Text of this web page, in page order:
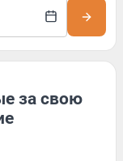
за свою